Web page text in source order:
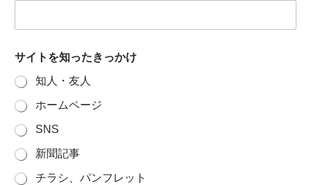
サイトを知ったきっかけ
知人・友人
ホームページ
SNS
新聞記事
チラシ、パンフレット